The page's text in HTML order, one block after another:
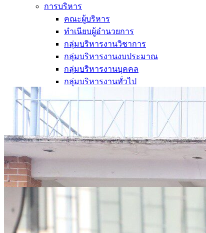
การบริหาร
คณะผู้บริหาร
ทำเนียบผู้อำนวยการ
กลุ่มบริหารงานวิชาการ
กลุ่มบริหารงานงบประมาณ
กลุ่มบริหารงานบุคคล
กลุ่มบริหารงานทั่วไป
หลักสูตร
หลักสูตรสถานศึกษา
หลักสูตรผู้นำ
หลักสูตรแผนการเรียนเทคโนโลยีและการจัดการ
ข่าวสารและกิจกรรม
นักเรียนปัจจุบัน
ห้องสมุดและคลังข้อมูล
ตรวจสอบผลการเรียน
ชมรม KC Channel
สิ่งอำนวยความสะดวก